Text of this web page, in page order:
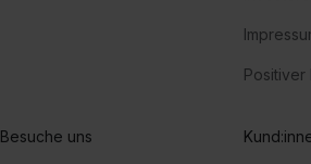
Positiver
Besuche uns